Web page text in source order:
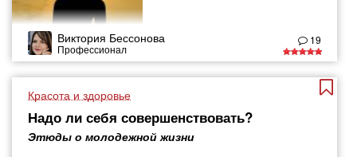
Виктория Бессонова
Профессионал
19
Красота и здоровье
Надо ли себя совершенствовать?
Этюды о молодежной жизни